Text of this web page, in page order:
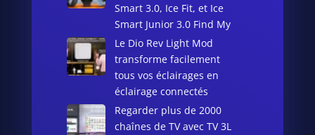
Smart 3.0, Ice Fit, et Ice
Smart Junior 3.0 Find My
Le Dio Rev Light Mod
transforme facilement
tous vos éclairages en
éclairage connectés
Regarder plus de 2000
chaînes de TV avec TV 3L